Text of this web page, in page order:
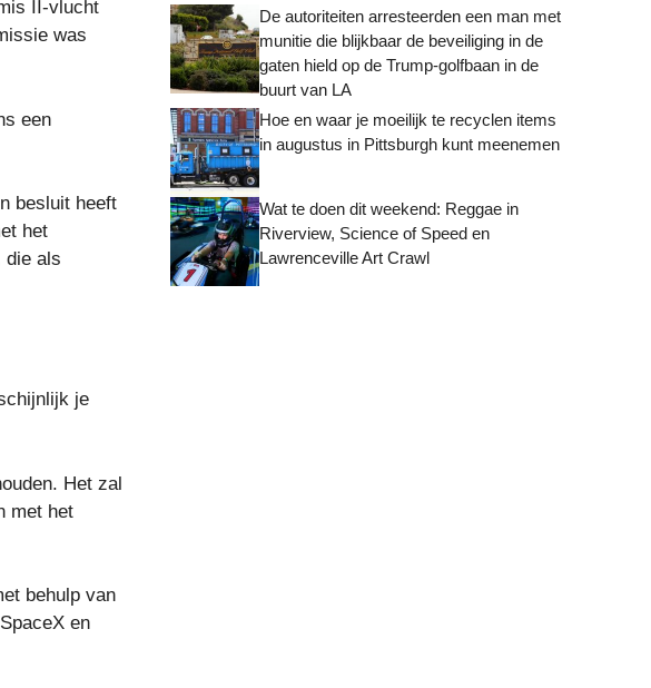
II-vlucht
was
een
besluit heeft
het
die als
je
Het zal
met het
behulp van
en
De autoriteiten arresteerden een man met
munitie die blijkbaar de beveiliging in de
gaten hield op de Trump-golfbaan in de
buurt van LA
Hoe en waar je moeilijk te recyclen items
in augustus in Pittsburgh kunt meenemen
Wat te doen dit weekend: Reggae in
Riverview, Science of Speed ​​en
Lawrenceville Art Crawl